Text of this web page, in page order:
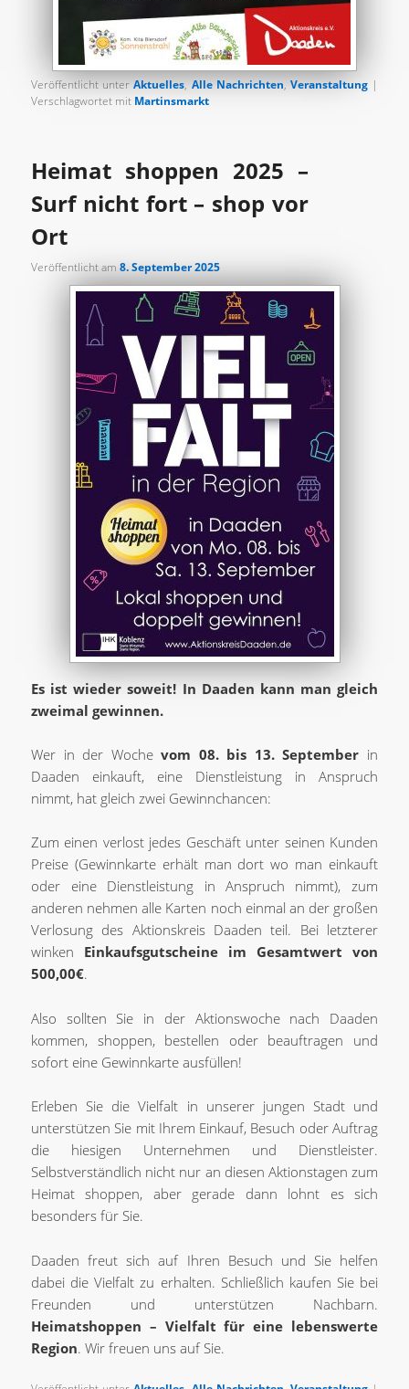
Veröffentlicht unter Aktuelles, Alle Nachrichten, Veranstaltung |
Verschlagwortet mit Martinsmarkt
Heimat shoppen 2025 –
Surf nicht fort – shop vor
Ort
Veröffentlicht am8. September 2025
Es ist wieder soweit! In Daaden kann man gleich
zweimal gewinnen.
Wer in der Wochevom 08. bis 13. September in
Daaden einkauft, eine Dienstleistung in Anspruch
nimmt, hat gleich zwei Gewinnchancen:
Zum einen verlost jedes Geschäft unter seinen Kunden
Preise (Gewinnkarte erhält man dort wo man einkauft
oder eine Dienstleistung in Anspruch nimmt), zum
anderen nehmen alle Karten noch einmal an der großen
Verlosung des Aktionskreis Daaden teil. Bei letzterer
winken Einkaufsgutscheine im Gesamtwert von
500,00€.
Also sollten Sie in der Aktionswoche nach Daaden
kommen, shoppen, bestellen oder beauftragen und
sofort eine Gewinnkarte ausfüllen!
Erleben Sie die Vielfalt in unserer jungen Stadt und
unterstützen Sie mit Ihrem Einkauf, Besuch oder Auftrag
die hiesigen Unternehmen und Dienstleister.
Selbstverständlich nicht nur an diesen Aktionstagen zum
Heimat shoppen, aber gerade dann lohnt es sich
besonders für Sie.
Daaden freut sich auf Ihren Besuch und Sie helfen
dabei die Vielfalt zu erhalten. Schließlich kaufen Sie bei
Freunden und unterstützen Nachbarn.
Heimatshoppen – Vielfalt für eine lebenswerte
Region. Wir freuen uns auf Sie.